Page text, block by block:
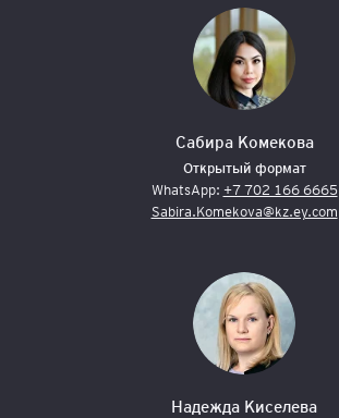
Сабира Комекова
Открытый формат
WhatsApp: +7 702 166 6665
Sabira.Komekova@kz.ey.com
Надежда Киселева